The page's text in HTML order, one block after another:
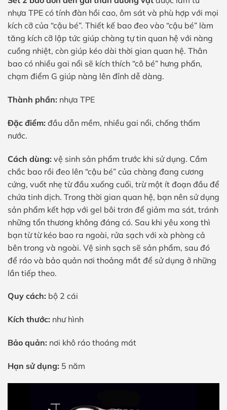
nhựa TPE có tính đàn hồi cao, ôm sát và phù hợp với mọi
kích cỡ của “cậu bé”. Thiết kế bao đeo vào “cậu bé” làm
tăng kích cỡ lập tức giúp chàng tự tin quan hệ với nàng
cuồng nhiệt, còn giúp kéo dài thời gian quan hệ. Thân
bao có nhiều gai nổi sẽ kích thích “cô bé” hưng phấn,
chạm điểm G giúp nàng lên đỉnh dễ dàng.
Thành phần: nhựa TPE
Đặc điểm: đầu dẫn mềm, nhiều gai nổi, chống thấm
nước.
Cách dùng: vệ sinh sản phẩm trước khi sử dụng. Cầm
chắc bao rồi đeo lên “cậu bé” của chàng đang cương
cứng, vuốt nhẹ từ đầu xuống cuối, trừ một ít đoạn đầu để
chứa tinh dịch. Trong thời gian quan hệ, bạn nên sử dụng
sản phẩm kết hợp với gel bôi trơn để giảm ma sát, tránh
những tổn thương không đáng có. Sau khi yêu xong thì
bạn từ từ kéo bao ra ngoài, rửa sạch với xà phòng cả
bên trong và ngoài. Vệ sinh sạch sẽ sản phẩm, sau đó
để ráo và bảo quản nơi thoảng mắt để sử dụng ở những
lần tiếp theo.
Quy cách: bộ 2 cái
Kích thước: như hình
Bảo quản: nơi khô ráo thoáng mát
Hạn sử dụng: 5 năm